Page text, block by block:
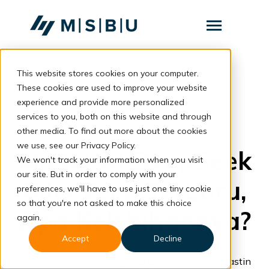
This website stores cookies on your computer.
These cookies are used to improve your website
experience and provide more personalized
services to you, both on this website and through
other media. To find out more about the cookies
we use, see our Privacy Policy.
We won't track your information when you visit
our site. But in order to comply with your
preferences, we'll have to use just one tiny cookie
so that you're not asked to make this choice
again.
Accept
Decline
Toggle
Layanan Toggle
children
Layanan
Komunitas
Tentang
Resources Toggle
children
Resources
Konsultasi
back to blog
Technology
Model AI DeepSeek
Rilis Versi Terbaru,
Apa Kelebihannya?
| 17 Jun 2025 | Written by: Hastin